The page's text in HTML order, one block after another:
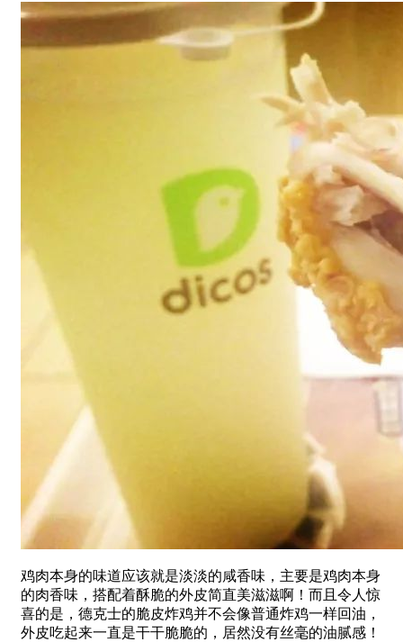
鸡肉本身的味道应该就是淡淡的咸香味，主要是鸡肉本身
的肉香味，搭配着酥脆的外皮简直美滋滋啊！而且令人惊
喜的是，德克士的脆皮炸鸡并不会像普通炸鸡一样回油，
外皮吃起来一直是干干脆脆的，居然没有丝毫的油腻感！